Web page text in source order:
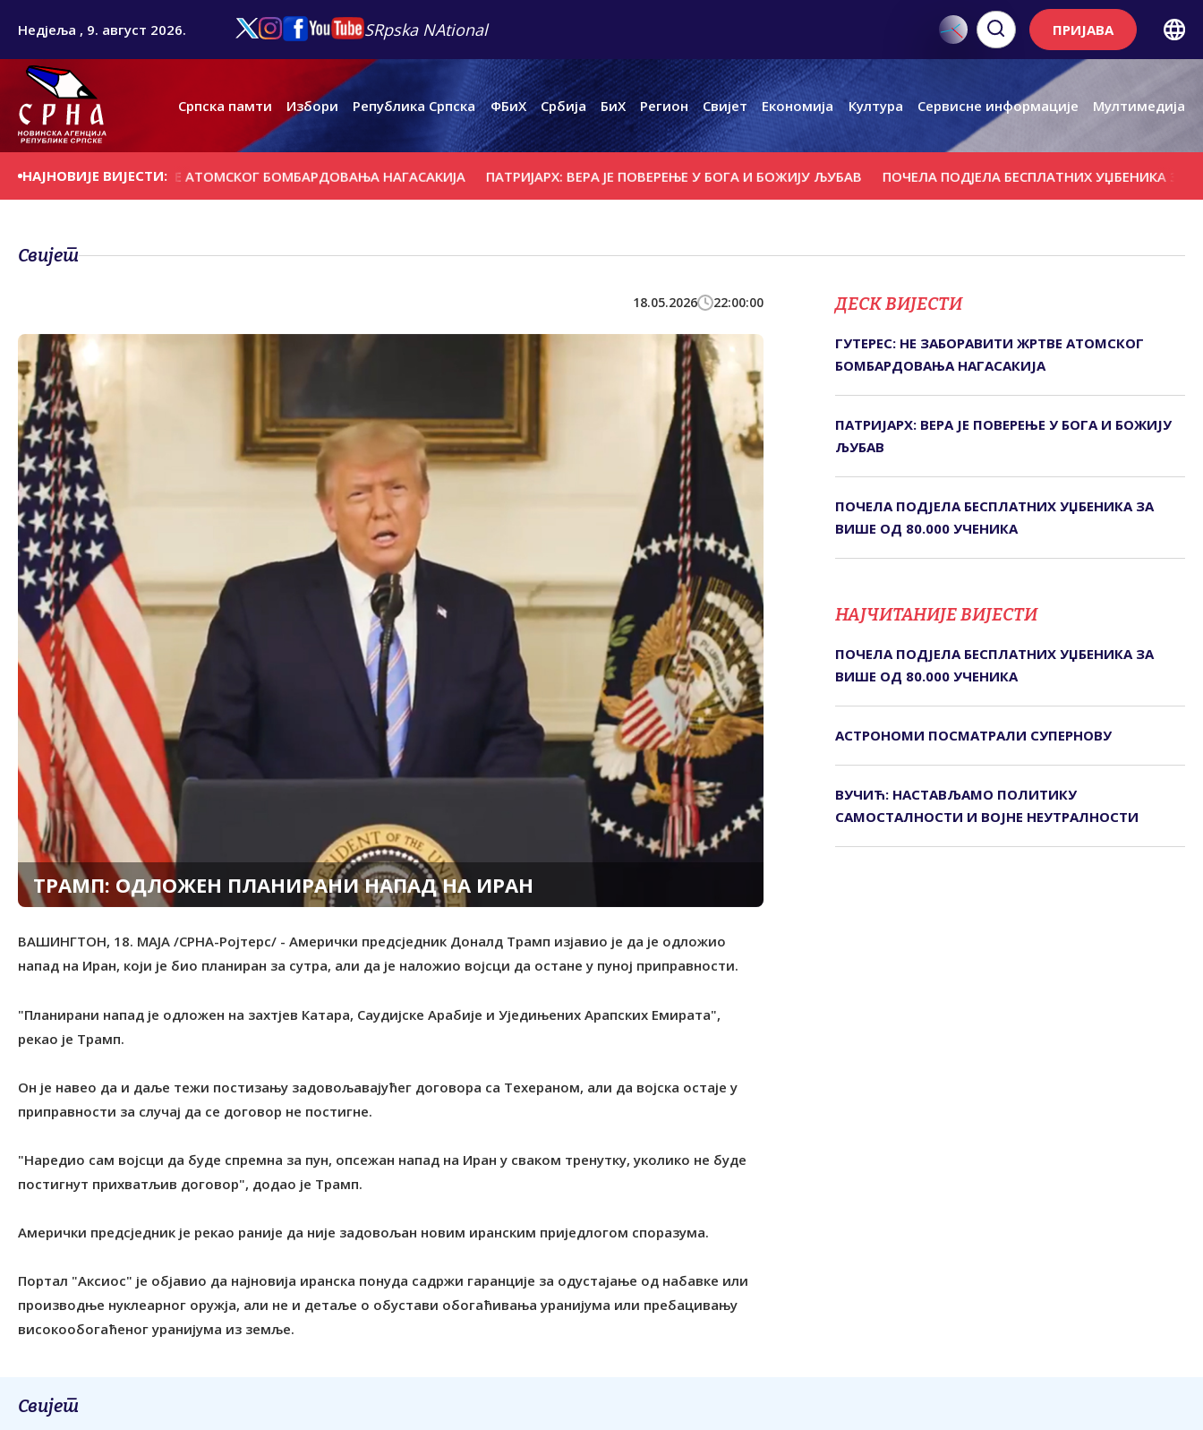
Недјеља , 9. август 2026. SRpska NAtional ПРИЈАВА
Српска памти Избори Република Српска ФБиХ Србија БиХ Регион Свијет Економија Култура Сервисне информације Мултимедија
НАЈНОВИЈЕ ВИЈЕСТИ:ЖРТВЕ АТОМСКОГ БОМБАРДОВАЊА НАГАСАКИЈА ПАТРИЈАРХ: ВЕРА ЈЕ ПОВЕРЕЊЕ У БОГА И БОЖИЈУ ЉУБАВ ПОЧЕЛА ПОДЈЕЛА БЕСПЛАТНИХ УЏБЕНИКА ЗА ВИШЕ
Свијет
18.05.2026 22:00:00
ТРАМП: ОДЛОЖЕН ПЛАНИРАНИ НАПАД НА ИРАН
ВАШИНГТОН, 18. МАЈА /СРНА-Ројтерс/ - Амерички предсједник Доналд Трамп изјавио је да је одложио
напад на Иран, који је био планиран за сутра, али да је наложио војсци да остане у пуној приправности.
"Планирани напад је одложен на захтјев Катара, Саудијске Арабије и Уједињених Арапских Емирата",
рекао је Трамп.
Он је навео да и даље тежи постизању задовољавајућег договора са Техераном, али да војска остаје у
приправности за случај да се договор не постигне.
"Наредио сам војсци да буде спремна за пун, опсежан напад на Иран у сваком тренутку, уколико не буде
постигнут прихватљив договор", додао је Трамп.
Амерички предсједник је рекао раније да није задовољан новим иранским приједлогом споразума.
Портал "Аксиос" је објавио да најновија иранска понуда садржи гаранције за одустајање од набавке или
производње нуклеарног оружја, али не и детаље о обустави обогаћивања уранијума или пребацивању
високообогаћеног уранијума из земље.
ДЕСК ВИЈЕСТИ
ГУТЕРЕС: НЕ ЗАБОРАВИТИ ЖРТВЕ АТОМСКОГ
БОМБАРДОВАЊА НАГАСАКИЈА
ПАТРИЈАРХ: ВЕРА ЈЕ ПОВЕРЕЊЕ У БОГА И БОЖИЈУ
ЉУБАВ
ПОЧЕЛА ПОДЈЕЛА БЕСПЛАТНИХ УЏБЕНИКА ЗА
ВИШЕ ОД 80.000 УЧЕНИКА
НАЈЧИТАНИЈЕ ВИЈЕСТИ
ПОЧЕЛА ПОДЈЕЛА БЕСПЛАТНИХ УЏБЕНИКА ЗА
ВИШЕ ОД 80.000 УЧЕНИКА
АСТРОНОМИ ПОСМАТРАЛИ СУПЕРНОВУ
ВУЧИЋ: НАСТАВЉАМО ПОЛИТИКУ
САМОСТАЛНОСТИ И ВОЈНЕ НЕУТРАЛНОСТИ
Свијет